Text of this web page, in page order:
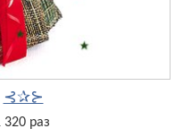
⊰✰⊱
320 раз